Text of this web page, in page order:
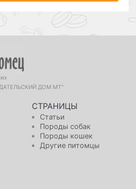
ДОМ МТ"
СТРАНИЦЫ
Статьи
Породы собак
Породы кошек
Другие питомцы